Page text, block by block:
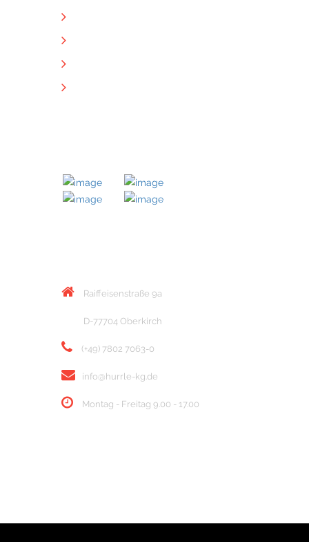
Raiffeisenstraße 9a
D-77704 Oberkirch
(+49) 7802 7063-0
info@hurrle-kg.de
Montag - Freitag 9.00 - 17.00